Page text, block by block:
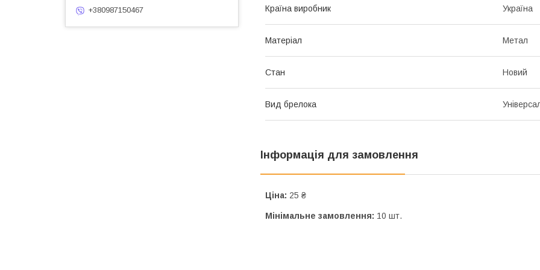
Країна виробник Україна
Матеріал Метал
Стан Новий
Вид брелока
Інформація для замовлення
Ціна: 25 ₴
Мінімальне замовлення: 10 шт.
+380987150467